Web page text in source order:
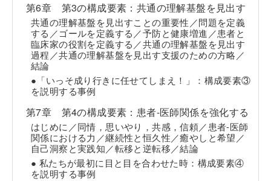
第6章 第3の構成要素：共通の理解基盤を見出す
共通の理解基盤を見出すことの重要性／問題を定義
する／ゴールを定義する／予防と健康増進／患者と
臨床家の役割を定義する／共通の理解基盤を見出す
過程／共通の理解基盤を見出す支援のための方略／
結論
●「いっそ成り行きに任せてしまえ！」：構成要素③
を説明する事例
第7章 第4の構成要素：患者-医師関係を強化する
はじめに／同情，思いやり，共感，信頼／患者-医師
関係における力／継続性と恒久性／癒やしと希望／
自己洞察と実践知／転移と逆転移／結論
● 私たちが最初に目と目を合わせた時：構成要素④
を説明する事例